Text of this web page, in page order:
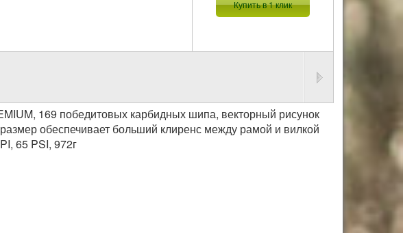
Купить в 1 клик
169 победитовых карбидных шипа, векторный рисунок
обеспечивает больший клиренс между рамой и вилкой
65 PSI, 972г